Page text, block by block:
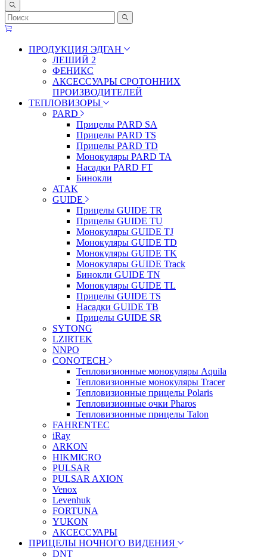
ПРОДУКЦИЯ ЭДГАН
ЛЕШИЙ 2
ФЕНИКС
АКСЕССУАРЫ СРОТОННИХ
ПРОИЗВОДИТЕЛЕЙ
ТЕПЛОВИЗОРЫ
PARD
Прицелы PARD SA
Прицелы PARD TS
Прицелы PARD TD
Монокуляры PARD TA
Насадки PARD FT
Бинокли
ATAK
GUIDE
Прицелы GUIDE TR
Прицелы GUIDE TU
Монокуляры GUIDE TJ
Монокуляры GUIDE TD
Монокуляры GUIDE TK
Монокуляры GUIDE Track
Бинокли GUIDE TN
Монокуляры GUIDE TL
Прицелы GUIDE TS
Насадки GUIDE TB
Прицелы GUIDE SR
SYTONG
LZIRTEK
NNPO
CONOTECH
Тепловизионные монокуляры Aquila
Тепловизионные монокуляры Tracer
Тепловизионные прицелы Polaris
Тепловизионные очки Pharos
Тепловизионные прицелы Talon
FAHRENTEC
iRay
ARKON
HIKMICRO
PULSAR
PULSAR AXION
Venox
Levenhuk
FORTUNA
YUKON
АКСЕССУАРЫ
ПРИЦЕЛЫ НОЧНОГО ВИДЕНИЯ
DNT